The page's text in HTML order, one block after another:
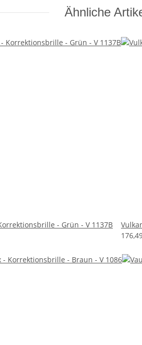
Ähnliche
- Grün - V 1137B